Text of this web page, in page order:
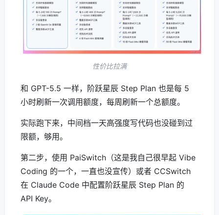
性价比拉满
和 GPT-5.5 一样，阶跃星辰 Step Plan 也是每 5
小时刷新一次调用额度，每周刷新一个总额度。
实际跑下来，中间档一天高强度写代码也没碰到过
限额，够用。
第二步，使用 PaiSwitch（这是我自己很早起 Vibe
Coding 的一个，一直也没宣传）或者 CCSwitch
在 Claude Code 中配置阶跃星辰 Step Plan 的
API Key。